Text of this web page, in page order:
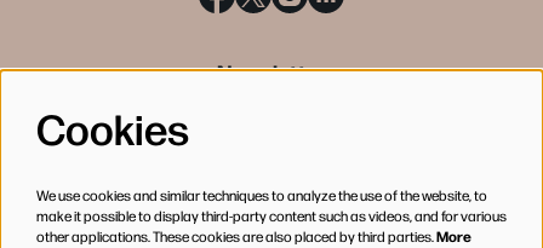
Newsletter
Cookies
We use cookies and similar techniques to analyze the use of the website, to
make it possible to display third-party content such as videos, and for various
other applications. These cookies are also placed by third parties.More